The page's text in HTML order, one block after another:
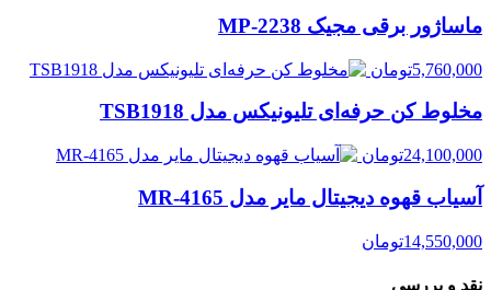
ماساژور برقی مجیک MP-2238
5,760,000تومان
مخلوط کن حرفه‌ای تلیونیکس مدل TSB1918
24,100,000تومان
آسیاب قهوه دیجیتال مایر مدل MR-4165
14,550,000تومان
نقد و بررسی